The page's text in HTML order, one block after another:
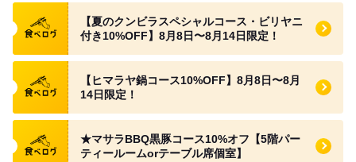
食べログ クーポン
【夏のクンビラスペシャルコース・ビリヤニ
付き10%OFF】8月8日〜8月14日限定！
食べログ クーポン
【ヒマラヤ鍋コース10%OFF】8月8日〜8月
14日限定！
食べログ クーポン
★マサラBBQ黒豚コース10%オフ【5階パー
ティールームorテーブル席個室】